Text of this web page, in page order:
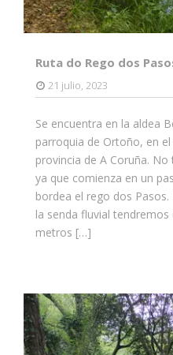
Ruta do Rego dos
21 julio, 2023
Se encuentra en la aldea
parroquia de Ortoño, en
provincia de A Coruña.
ya que comienza en un
bordea el rego dos
la senda fluvial
metros […]